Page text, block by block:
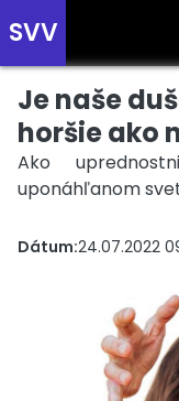
SVV
Prehľad správ
Zobrazte si správy
prehľad o dianí vo
Slovensko
Je naše
horšie ako
Ako
uponáhľanom
Dátum:24.07.2022